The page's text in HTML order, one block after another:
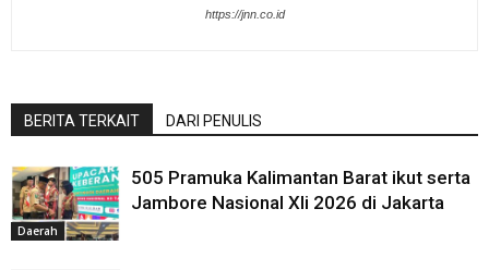
https://jnn.co.id
BERITA TERKAIT DARI PENULIS
Daerah
505 Pramuka Kalimantan Barat ikut serta
Jambore Nasional XIi 2026 di Jakarta